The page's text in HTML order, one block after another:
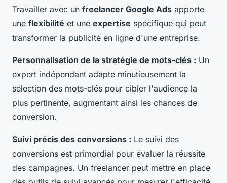
Travailler avec un freelancer Google Ads apporte
une flexibilité et une expertise spécifique qui peut
transformer la publicité en ligne d'une entreprise.
Personnalisation de la stratégie de mots-clés : Un
expert indépendant adapte minutieusement la
sélection des mots-clés pour cibler l'audience la
plus pertinente, augmentant ainsi les chances de
conversion.
Suivi précis des conversions : Le suivi des
conversions est primordial pour évaluer la réussite
des campagnes. Un freelancer peut mettre en place